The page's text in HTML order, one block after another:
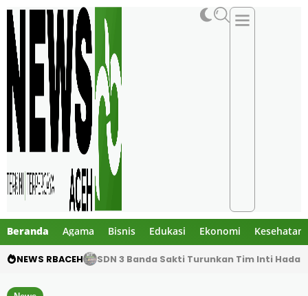
Beranda Agama Bisnis Edukasi Ekonomi Kesehatan
NEWS RBACEH Tangis Warga dan Anak-Anak Warnai